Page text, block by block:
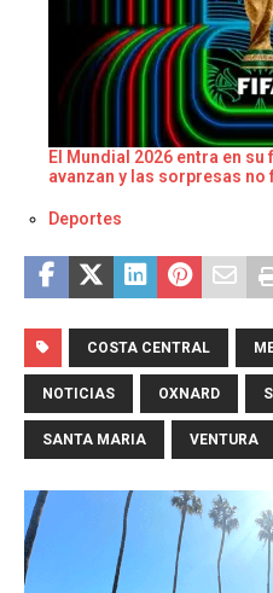
El Mundial 2026 entra en
avanzan y las sorpresas no
Respecto a
Deportes
COSTA CENTRAL
NOTICIAS OXNARD
SANTA MARIA VENTURA